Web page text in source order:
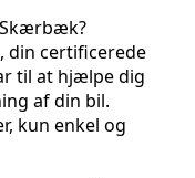
din certificerede
til at hjælpe dig
af din bil.
kun enkel og